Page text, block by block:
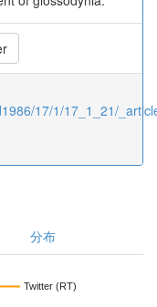
17/1/17_1_21/
分布
Twitter (RT)